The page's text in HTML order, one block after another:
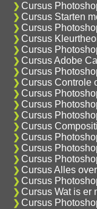
Cursus
Cursus Starten
Cursus
Cursus
Cursus
Cursus Adobe
Cursus
Cursus Controle
Cursus
Cursus
Cursus
Cursus
Cursus
Cursus
Cursus
Cursus Alles
Cursus
Cursus Wat is er
Cursus